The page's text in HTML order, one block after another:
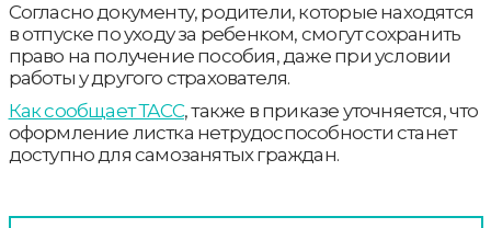
Согласно документу, родители, которые находятся
в отпуске по уходу за ребенком, смогут сохранить
право на получение пособия, даже при условии
работы у другого страхователя.
Как сообщает ТАСС, также в приказе уточняется, что
оформление листка нетрудоспособности станет
доступно для самозанятых граждан.